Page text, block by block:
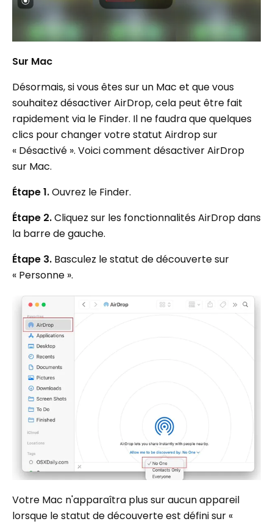
Sur Mac
Désormais, si vous êtes sur un Mac et que vous
souhaitez désactiver AirDrop, cela peut être fait
rapidement via le Finder. Il ne faudra que quelques
clics pour changer votre statut Airdrop sur
« Désactivé ». Voici comment désactiver AirDrop
sur Mac.
Étape 1.Ouvrez le Finder.
Étape 2.Cliquez sur les fonctionnalités AirDrop dans
la barre de gauche.
Étape 3. Basculez le statut de découverte sur
« Personne ».
Votre Mac n'apparaîtra plus sur aucun appareil
lorsque le statut de découverte est défini sur «